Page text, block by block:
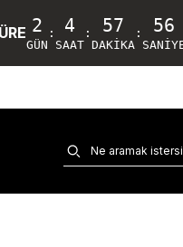
2
GÜN
: 4
SAAT
: 57
DAKIKA
: 55